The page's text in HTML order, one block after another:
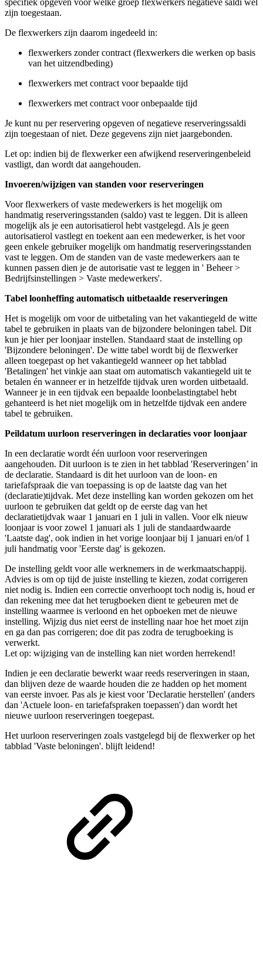
zijn toegestaan.
De flexwerkers zijn daarom ingedeeld in:
flexwerkers zonder contract (flexwerkers die werken op basis
van het uitzendbeding)
flexwerkers met contract voor bepaalde tijd
flexwerkers met contract voor onbepaalde tijd
Je kunt nu per reservering opgeven of negatieve reserveringssaldi
zijn toegestaan of niet. Deze gegevens zijn niet jaargebonden.
Let op: indien bij de flexwerker een afwijkend reserveringenbeleid
vastligt, dan wordt dat aangehouden.
Invoeren/wijzigen van standen voor reserveringen
Voor flexwerkers of vaste medewerkers is het mogelijk om
handmatig reserveringsstanden (saldo) vast te leggen. Dit is alleen
mogelijk als je een autorisatierol hebt vastgelegd. Als je geen
autorisatierol vastlegt en toekent aan een medewerker, is het voor
geen enkele gebruiker mogelijk om handmatig reserveringsstanden
vast te leggen. Om de standen van de vaste medewerkers aan te
kunnen passen dien je de autorisatie vast te leggen in ' Beheer >
Bedrijfsinstellingen > Vaste medewerkers'.
Tabel loonheffing automatisch uitbetaalde reserveringen
Het is mogelijk om voor de uitbetaling van het vakantiegeld de witte
tabel te gebruiken in plaats van de bijzondere beloningen tabel. Dit
kun je hier per loonjaar instellen. Standaard staat de instelling op
'Bijzondere beloningen'. De witte tabel wordt bij de flexwerker
alleen toegepast op het vakantiegeld wanneer op het tabblad
'Betalingen' het vinkje aan staat om automatisch vakantiegeld uit te
betalen én wanneer er in hetzelfde tijdvak uren worden uitbetaald.
Wanneer je in een tijdvak een bepaalde loonbelastingtabel hebt
gehanteerd is het niet mogelijk om in hetzelfde tijdvak een andere
tabel te gebruiken.
Peildatum uurloon reserveringen in declaraties voor loonjaar
In een declaratie wordt één uurloon voor reserveringen
aangehouden. Dit uurloon is te zien in het tabblad 'Reserveringen’ in
de declaratie. Standaard is dit het uurloon van de loon- en
tariefafspraak die van toepassing is op de laatste dag van het
(declaratie)tijdvak. Met deze instelling kan worden gekozen om het
uurloon te gebruiken dat geldt op de eerste dag van het
declaratietijdvak waar 1 januari en 1 juli in vallen. Voor elk nieuw
loonjaar is voor zowel 1 januari als 1 juli de standaardwaarde
'Laatste dag', ook indien in het vorige loonjaar bij 1 januari en/of 1
juli handmatig voor 'Eerste dag' is gekozen.
De instelling geldt voor alle werknemers in de werkmaatschappij.
Advies is om op tijd de juiste instelling te kiezen, zodat corrigeren
niet nodig is. Indien een correctie onverhoopt toch nodig is, houd er
dan rekening mee dat het terugboeken dient te gebeuren met de
instelling waarmee is verloond en het opboeken met de nieuwe
instelling. Wijzig dus niet eerst de instelling naar hoe het moet zijn
en ga dan pas corrigeren; doe dit pas zodra de terugboeking is
verwerkt.
Let op: wijziging van de instelling kan niet worden herrekend!
Indien je een declaratie bewerkt waar reeds reserveringen in staan,
dan blijven deze de waarde houden die ze hadden op het moment
van eerste invoer. Pas als je kiest voor 'Declaratie herstellen' (anders
dan 'Actuele loon- en tariefafspraken toepassen') dan wordt het
nieuwe uurloon reserveringen toegepast.
Het uurloon reserveringen zoals vastgelegd bij de flexwerker op het
tabblad 'Vaste beloningen'. blijft leidend!